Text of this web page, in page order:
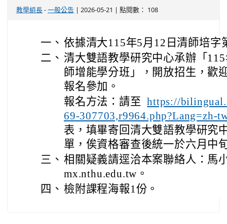
教學組長-一般公告 | 2026-05-21 | 點閱數： 108
一、 依據清大115年5月12日清師培字
二、 清大雙語教學研究中心承辦「
師增能學分班」，開放招生，歡
報名參加。
報名方法：請至https://
69-307703,r9964.php?Lang=zh-
表，填畢寄回清大雙語教學研究
單，俟資格審查後統一於六月中
三、 相關疑義請逕洽本案聯絡人：馬
mx.nthu.edu.tw。
四、 檢附課程海報1份。